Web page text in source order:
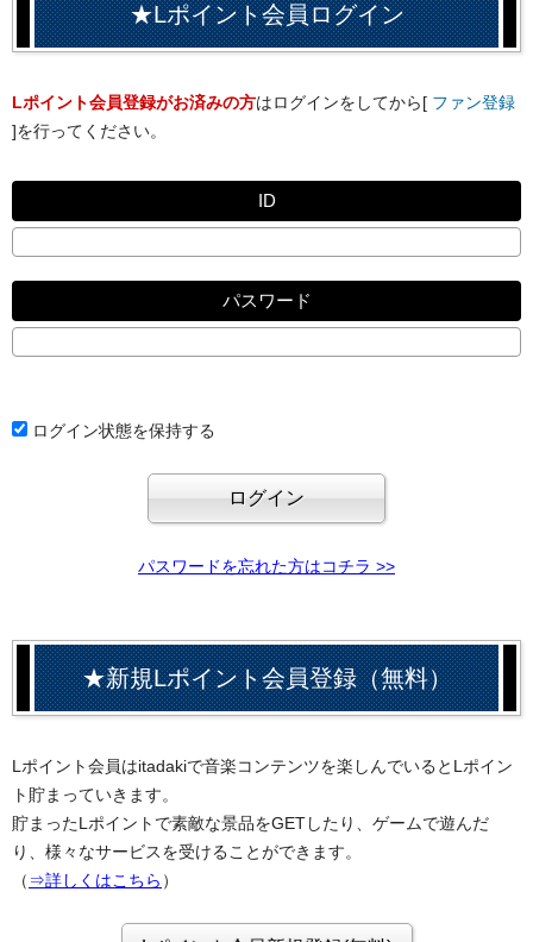
★Lポイント会員ログイン
Lポイント会員登録がお済みの方はログインをしてから[ ファン登録
]を行ってください。
ID
パスワード
ログイン状態を保持する
パスワードを忘れた方はコチラ >>
★新規Lポイント会員登録（無料）
Lポイント会員はitadakiで音楽コンテンツを楽しんでいるとLポイン
ト貯まっていきます。
貯まったLポイントで素敵な景品をGETしたり、ゲームで遊んだ
り、様々なサービスを受けることができます。
（ ⇒詳しくはこちら ）